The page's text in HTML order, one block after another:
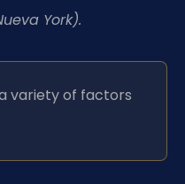
York).
variety of factors